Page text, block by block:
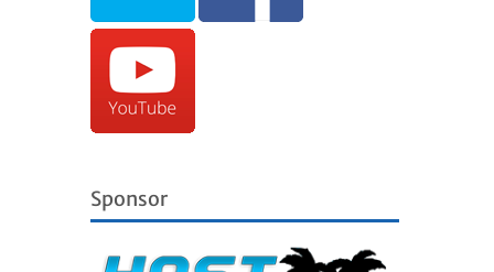
Sponsor